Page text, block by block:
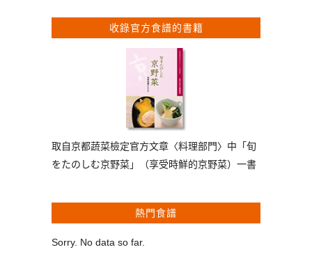
收錄官方食譜的書籍
取自京都蔬菜檢定官方文章〈料理部門〉中「旬
をたのしむ京野菜」（享受時鮮的京野菜）一書
熱門食譜
Sorry. No data so far.